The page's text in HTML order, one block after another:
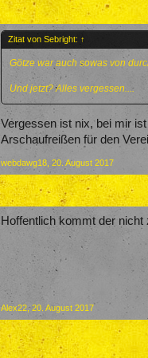
Zitat von Sebright: ↑
Götze war auch sowas von
Und jetzt? Alles vergessen....
Vergessen ist nix, bei mir
Arschaufreißen für den
webdawg18 20. August 2017
Hoffentlich kommt der
Alex22, 20. August 2017